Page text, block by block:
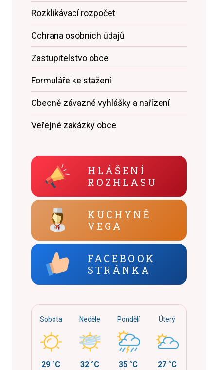
Rozklikávací rozpočet
Ochrana osobních údajů
Zastupitelstvo obce
Formuláře ke stažení
Obecně závazné vyhlášky a nařízení
Veřejné zakázky obce
HLÁŠENÍ
ROZHLASU
KUCHYNĚ
VEGA
FACEBOOK
STRÁNKA
Sobota
29 °C
Neděle
32 °C
Pondělí
35 °C
Úterý
27 °C